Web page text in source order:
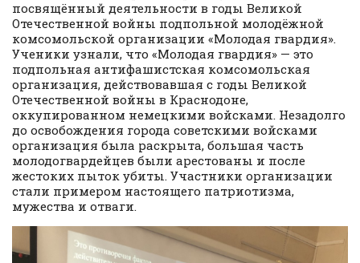
посвящённый деятельности в годы Великой
Отечественной войны подпольной молодёжной
комсомольской организации «Молодая гвардия».
Ученики узнали, что «Молодая гвардия» — это
подпольная антифашистская комсомольская
организация, действовавшая с годы Великой
Отечественной войны в Краснодоне,
оккупированном немецкими войсками. Незадолго
до освобождения города советскими войсками
организация была раскрыта, большая часть
молодогвардейцев были арестованы и после
жестоких пыток убиты. Участники организации
стали примером настоящего патриотизма,
мужества и отваги.